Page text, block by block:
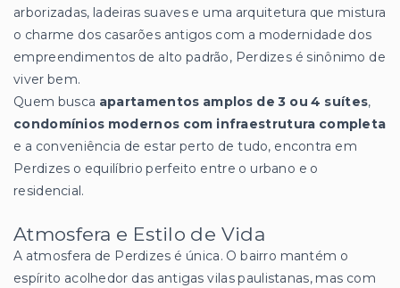
arborizadas, ladeiras suaves e uma arquitetura que mistura
o charme dos casarões antigos com a modernidade dos
empreendimentos de alto padrão, Perdizes é sinônimo de
viver bem.
Quem busca apartamentos amplos de 3 ou 4 suítes,
condomínios modernos com infraestrutura completa
e a conveniência de estar perto de tudo, encontra em
Perdizes o equilíbrio perfeito entre o urbano e o
residencial.
Atmosfera e Estilo de Vida
A atmosfera de Perdizes é única. O bairro mantém o
espírito acolhedor das antigas vilas paulistanas, mas com